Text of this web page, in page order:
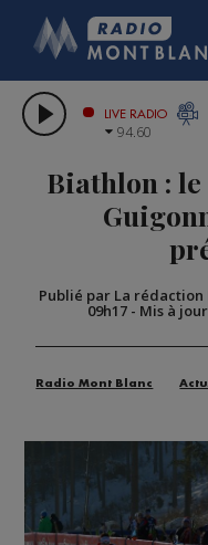
LES
GRAND
LIVE RADIO
94.60
Biathlon :
Publié par La
09h17 - Mis à
Radio Mont Blanc